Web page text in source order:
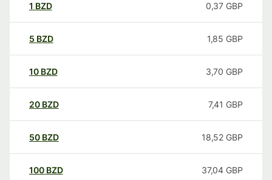
1 BZD 0,37 GBP
5 BZD 1,85 GBP
10 BZD 3,70 GBP
20 BZD 7,41 GBP
50 BZD 18,52 GBP
100 BZD 37,04 GBP